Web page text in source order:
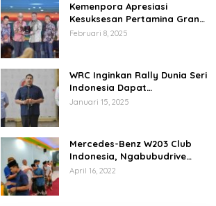
Kemenpora Apresiasi
Kesuksesan Pertamina Grand
Prix of Indonesia 2024
Februari 8, 2025
WRC Inginkan Rally Dunia Seri
Indonesia Dapat
Terselenggara 2026
Januari 15, 2025
Mercedes-Benz W203 Club
Indonesia, Ngabubudrive
Ramadhan 2022
April 16, 2022